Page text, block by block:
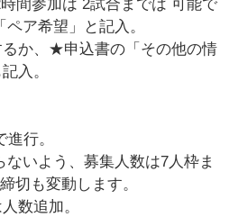
間参加は 2試合までは 可能で
ア希望」と記入。
か、★申込書の「その他の情
入。
行。
いよう、募集人数は7人枠ま
切も変動します。
数追加。